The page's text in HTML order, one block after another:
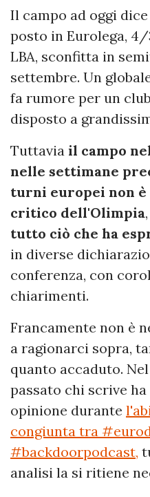
Il campo ad oggi
posto in Eurolega,
LBA, sconfitta in
settembre. Un
fa rumore per un
disposto a
Tuttavia il campo
nelle settimane
turni europei non
critico dell'Olimpia,
tutto ciò che ha
in diverse
conferenza, con
chiarimenti.
Francamente non è
a ragionarci sopra,
quanto accaduto.
passato chi scrive ha
opinione durante
congiunta tra
#backdoorpodcast,
analisi la si ritiene